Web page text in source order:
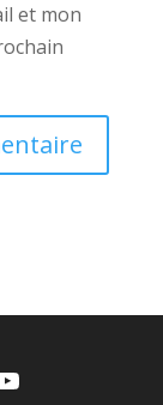
et mon